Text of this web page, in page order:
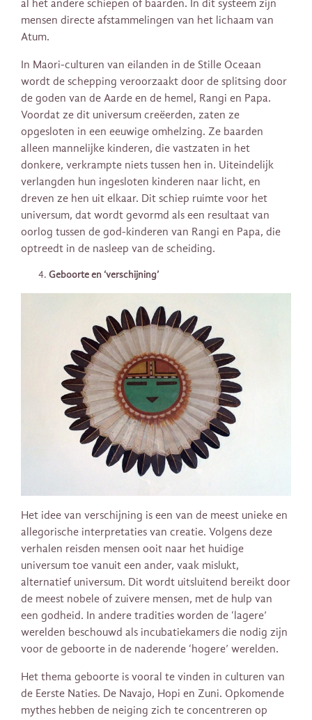
al het andere schiepen of baarden. In dit systeem zijn
mensen directe afstammelingen van het lichaam van
Atum.
In Maori-culturen van eilanden in de Stille Oceaan
wordt de schepping veroorzaakt door de splitsing door
de goden van de Aarde en de hemel, Rangi en Papa.
Voordat ze dit universum creëerden, zaten ze
opgesloten in een eeuwige omhelzing. Ze baarden
alleen mannelijke kinderen, die vastzaten in het
donkere, verkrampte niets tussen hen in. Uiteindelijk
verlangden hun ingesloten kinderen naar licht, en
dreven ze hen uit elkaar. Dit schiep ruimte voor het
universum, dat wordt gevormd als een resultaat van
oorlog tussen de god-kinderen van Rangi en Papa, die
optreedt in de nasleep van de scheiding.
Geboorte en ‘verschijning’
Het idee van verschijning is een van de meest unieke en
allegorische interpretaties van creatie. Volgens deze
verhalen reisden mensen ooit naar het huidige
universum toe vanuit een ander, vaak mislukt,
alternatief universum. Dit wordt uitsluitend bereikt door
de meest nobele of zuivere mensen, met de hulp van
een godheid. In andere tradities worden de ‘lagere’
werelden beschouwd als incubatiekamers die nodig zijn
voor de geboorte in de naderende ‘hogere’ werelden.
Het thema geboorte is vooral te vinden in culturen van
de Eerste Naties. De Navajo, Hopi en Zuni. Opkomende
mythes hebben de neiging zich te concentreren op